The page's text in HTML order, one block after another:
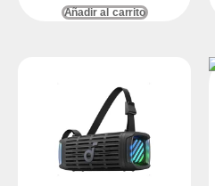
Añadir al carrito